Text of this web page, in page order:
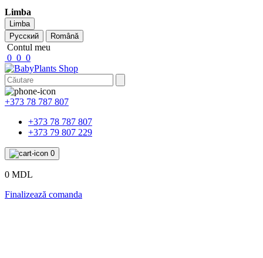
Limba
Limba
Русский
Română
Contul meu
0 0 0
+373 78 787 807
+373 78 787 807
+373 79 807 229
0
0 MDL
Finalizează comanda